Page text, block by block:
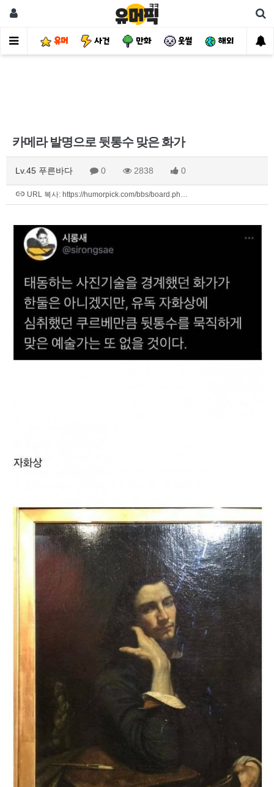
유머 사건 만화 웃썰 해외 핫
카메라 발명으로 뒷통수 맞은 화가
Lv.45 푸른바다 0 2838 0
URL 복사: https://humorpick.com/bbs/board.ph…